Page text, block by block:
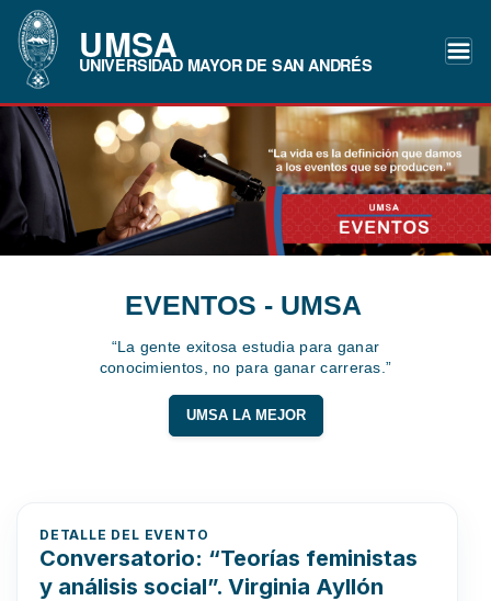
UMSA
UNIVERSIDAD MAYOR DE SAN ANDRÉS
EVENTOS - UMSA
“La gente exitosa estudia para ganar
conocimientos, no para ganar carreras.”
UMSA LA MEJOR
DETALLE DEL EVENTO
Conversatorio: “Teorías feministas
y análisis social”. Virginia Ayllón